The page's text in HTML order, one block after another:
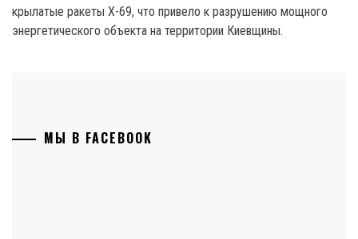
крылатые ракеты Х-69, что привело к разрушению мощного
энергетического объекта на территории Киевщины.
МЫ В FACEBOOK